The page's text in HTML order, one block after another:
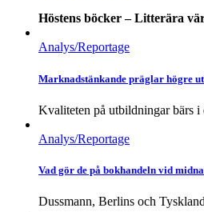
Höstens böcker – Litterära
Analys/Reportage
Marknadstänkande präglar högre
Kvaliteten på utbildningar bärs i
Analys/Reportage
Vad gör de på bokhandeln vid
Dussmann, Berlins och